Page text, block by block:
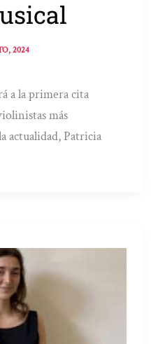
2024
a la primera cita
más
actualidad, Patricia